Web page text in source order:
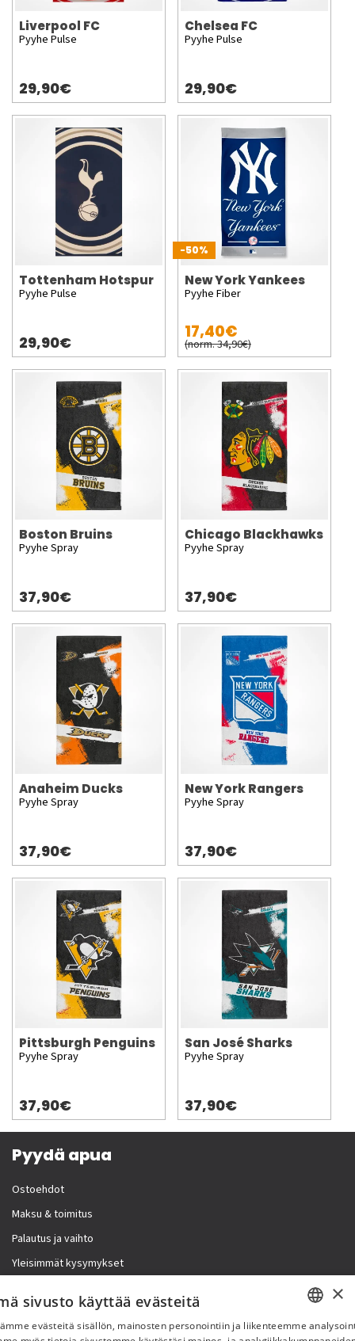
Liverpool FC
Pyyhe Pulse
29,90€
Chelsea FC
Pyyhe Pulse
29,90€
Tottenham Hotspur
Pyyhe Pulse
29,90€
-50%
New York Yankees
Pyyhe Fiber
17,40€
(norm. 34,90€)
Boston Bruins
Pyyhe Spray
37,90€
Chicago Blackhawks
Pyyhe Spray
37,90€
Anaheim Ducks
Pyyhe Spray
37,90€
New York Rangers
Pyyhe Spray
37,90€
Pittsburgh Penguins
Pyyhe Spray
37,90€
San José Sharks
Pyyhe Spray
37,90€
Pyydä apua
Ostoehdot
Maksu & toimitus
Palautus ja vaihto
Yleisimmät kysymykset
Lisää meistä
Yritystiedot
×
sivusto käyttää evästeitä
evästeitä sisällön, mainosten personointiin ja liikenteemme